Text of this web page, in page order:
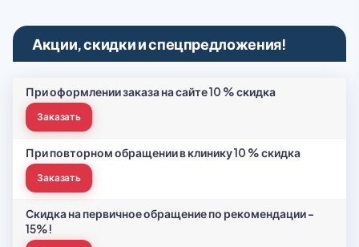
Акции, скидки и спецпредложения!
При оформлении заказа на сайте 10 % скидка
Заказать
При повторном обращении в клинику 10 % скидка
Заказать
Скидка на первичное обращение по рекомендации -
15%!